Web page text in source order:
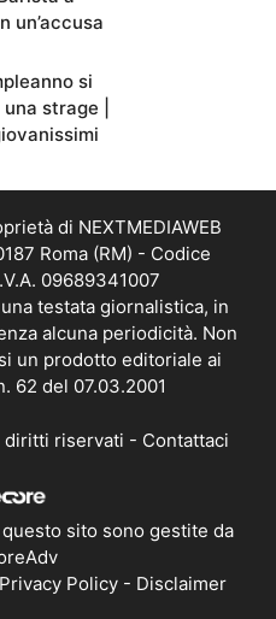
un’accusa
si
strage |
di NEXTMEDIAWEB
Roma (RM) - Codice
09689341007
testata giornalistica, in
alcuna periodicità. Non
un prodotto editoriale ai
62 del 07.03.2001
riservati - Contattaci
sito sono gestite da
Privacy Policy - Disclaimer